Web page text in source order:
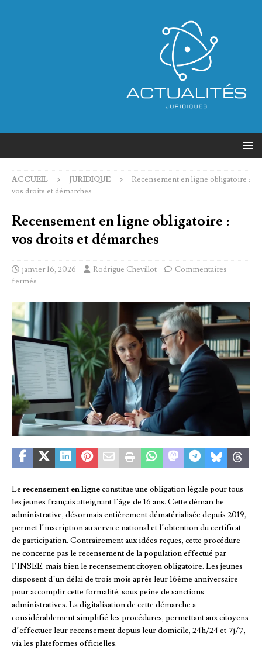
ACCUEIL JURIDIQUE
Recensement en ligne obligatoire :
vos droits et démarches
Recensement en ligne obligatoire :
vos droits et démarches
janvier 16, 2026 Rodrigue Chevillot
Commentaires
fermés
Le recensement en ligneconstitue une obligation légale pour tous
les jeunes français atteignant l’âge de 16 ans. Cette démarche
administrative, désormais entièrement dématérialisée depuis 2019,
permet l’inscription au service national et l’obtention du certificat
de participation. Contrairement aux idées reçues, cette procédure
ne concerne pas le recensement de la population effectué par
l’INSEE, mais bien le recensement citoyen obligatoire. Les jeunes
disposent d’un délai de trois mois après leur 16ème anniversaire
pour accomplir cette formalité, sous peine de sanctions
administratives. La digitalisation de cette démarche a
considérablement simplifié les procédures, permettant aux citoyens
d’effectuer leur recensement depuis leur domicile, 24h/24 et 7j/7,
via les plateformes officielles.